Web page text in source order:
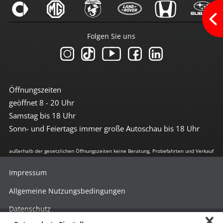
Android-Auto
Apple CarPlay
Navi mit Touchscreen
Radio mit Touchscreen
Soundsystem
Sprachsteuerung
Touchscreen
USB-Anschluss
Wlan/Wifi Hotspot
Sicherheit
3te Bremsleuchte
Abstandswarnsystem
Antischlupfregulierung
Öffnungszeiten
geöffnet 8 - 20 Uhr
Samstag bis 18 Uhr
Sonn- und Feiertags immer große Autoschau bis 18 Uhr
Folgen Sie uns
außerhalb der gesetzlichen Öffnungszeiten keine Beratung, Probefahrten und Verkauf
Impressum
Allgemeine Nutzungsbedingungen
Datenschutz